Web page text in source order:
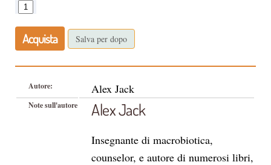
Acquista Salva per dopo
Autore: Alex Jack
Note sull'autore Alex Jack
Insegnante di macrobiotica,
counselor, e autore di numerosi libri,